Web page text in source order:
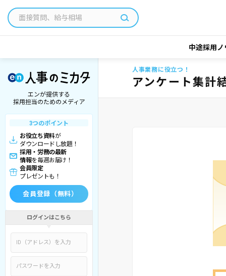
中途採用ノ
エンが提供する
採用担当のためのメディア
3つのポイント
お役立ち資料が
ダウンロードし放題！
採用・労務の最新
情報を毎週お届け！
会員限定
プレゼントも！
会員登録（無料）
ログインはこちら
人事業務に役立つ！
アンケート集計